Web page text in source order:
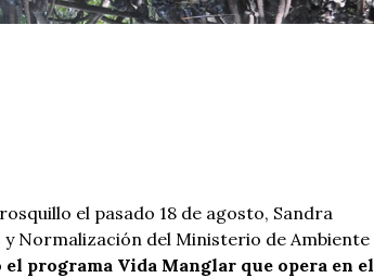
el pasado 18 de agosto, Sandra
Normalización del Ministerio de Ambiente
el programa Vida Manglar que opera en el